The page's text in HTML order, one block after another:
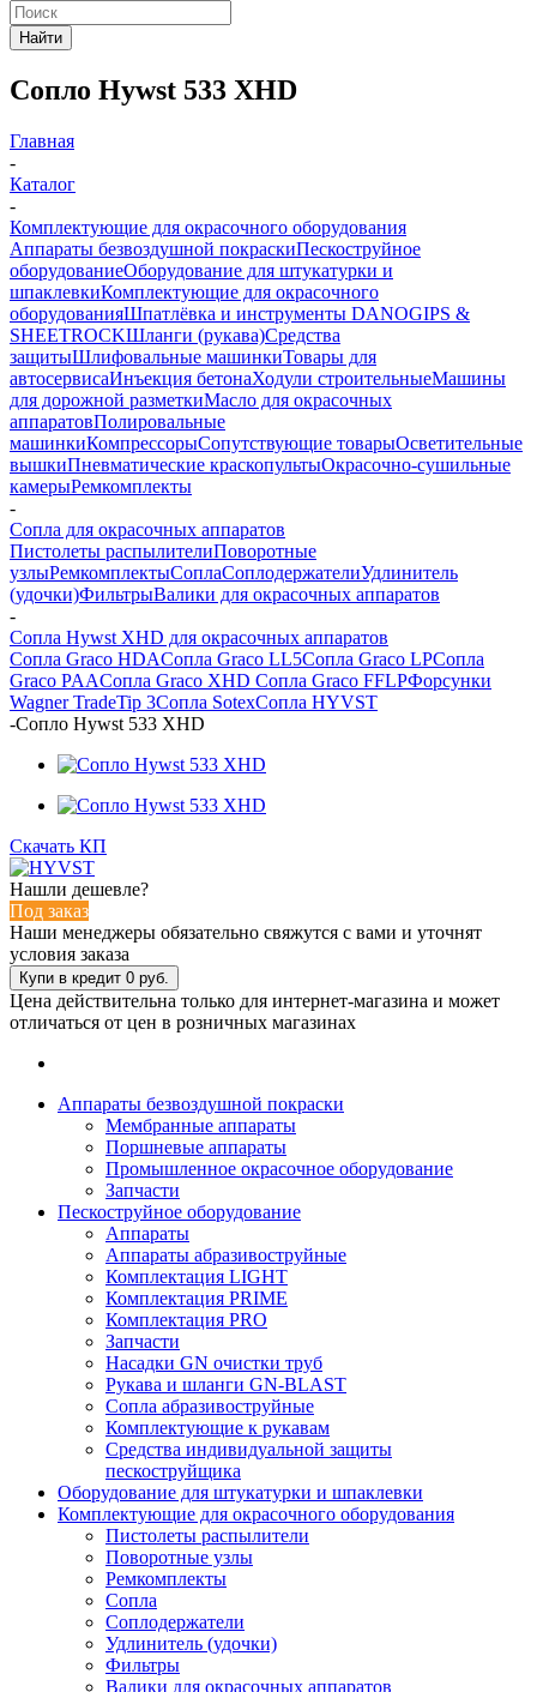
Найти
Сопло Hywst 533 XHD
Главная
-
Каталог
-
Комплектующие для окрасочного оборудования
Аппараты безвоздушной покраскиПескоструйное
оборудованиеОборудование для штукатурки и
шпаклевкиКомплектующие для окрасочного
оборудованияШпатлёвка и инструменты DANOGIPS &
SHEETROCKШланги (рукава)Средства
защитыШлифовальные машинкиТовары для
автосервисаИнъекция бетонаХодули строительныеМашины
для дорожной разметкиМасло для окрасочных
аппаратовПолировальные
машинкиКомпрессорыСопутствующие товарыОсветительные
вышкиПневматические краскопультыОкрасочно-сушильные
камерыРемкомплекты
-
Сопла для окрасочных аппаратов
Пистолеты распылителиПоворотные
узлыРемкомплектыСоплаСоплодержателиУдлинитель
(удочки)ФильтрыВалики для окрасочных аппаратов
-
Сопла Hywst XHD для окрасочных аппаратов
Сопла Graco HDAСопла Graco LL5Сопла Graco LPСопла
Graco PAAСопла Graco XHD Сопла Graco FFLPФорсунки
Wagner TradeTip 3Сопла SotexСопла HYVST
-Сопло Hywst 533 XHD
Скачать КП
Нашли дешевле?
Под заказ
Наши менеджеры обязательно свяжутся с вами и уточнят
условия заказа
Цена действительна только для интернет-магазина и может
отличаться от цен в розничных магазинах
Аппараты безвоздушной покраски
Мембранные аппараты
Поршневые аппараты
Промышленное окрасочное оборудование
Запчасти
Пескоструйное оборудование
Аппараты
Аппараты абразивоструйные
Комплектация LIGHT
Комплектация PRIME
Комплектация PRO
Запчасти
Насадки GN очистки труб
Рукава и шланги GN-BLAST
Сопла абразивоструйные
Комплектующие к рукавам
Средства индивидуальной защиты
пескоструйщика
Оборудование для штукатурки и шпаклевки
Комплектующие для окрасочного оборудования
Пистолеты распылители
Поворотные узлы
Ремкомплекты
Сопла
Соплодержатели
Удлинитель (удочки)
Фильтры
Валики для окрасочных аппаратов